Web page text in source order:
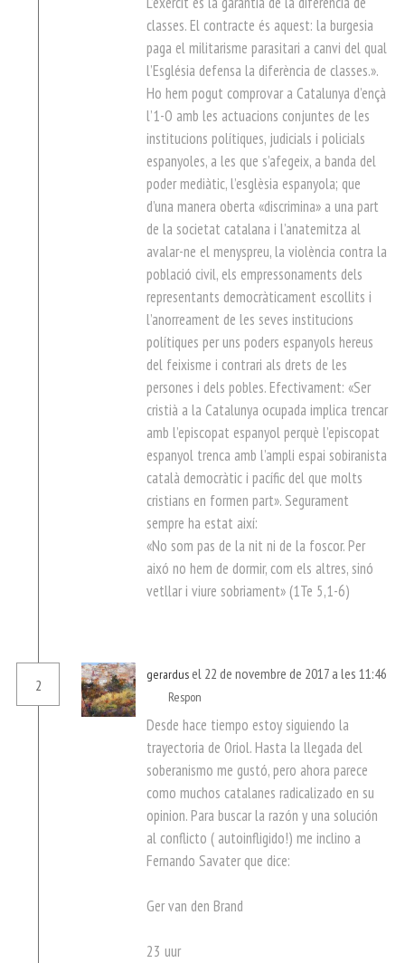
classes. El contracte és aquest: la burgesia
paga el militarisme parasitari a canvi del qual
l’Església defensa la diferència de classes.».
Ho hem pogut comprovar a Catalunya d’ençà
l’1-O amb les actuacions conjuntes de les
institucions polítiques, judicials i policials
espanyoles, a les que s’afegeix, a banda del
poder mediàtic, l’esglèsia espanyola; que
d’una manera oberta «discrimina» a una part
de la societat catalana i l’anatemitza al
avalar-ne el menyspreu, la violència contra la
població civil, els empressonaments dels
representants democràticament escollits i
l’anorreament de les seves institucions
polítiques per uns poders espanyols hereus
del feixisme i contrari als drets de les
persones i dels pobles. Efectivament: «Ser
cristià a la Catalunya ocupada implica trencar
amb l’episcopat espanyol perquè l’episcopat
espanyol trenca amb l’ampli espai sobiranista
català democràtic i pacífic del que molts
cristians en formen part». Segurament
sempre ha estat així:
«No som pas de la nit ni de la foscor. Per
aixó no hem de dormir, com els altres, sinó
vetllar i viure sobriament» (1Te 5,1-6)
2
gerardus el 22 de novembre de 2017 a les 11:46
Respon
Desde hace tiempo estoy siguiendo la
trayectoria de Oriol. Hasta la llegada del
soberanismo me gustó, pero ahora parece
como muchos catalanes radicalizado en su
opinion. Para buscar la razón y una solución
al conflicto ( autoinfligido!) me inclino a
Fernando Savater que dice:
Ger van den Brand
23 uur